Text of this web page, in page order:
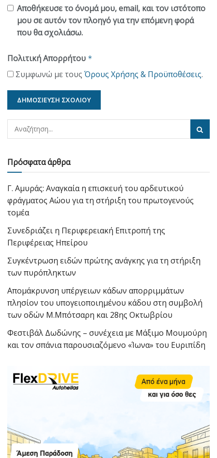
Αποθήκευσε το όνομά μου, email, και τον ιστότοπο
μου σε αυτόν τον πλοηγό για την επόμενη φορά
που θα σχολιάσω.
Πολιτική Απορρήτου *
Συμφωνώ με τους Όρους Χρήσης & Προϋποθέσεις.
Πρόσφατα άρθρα
Γ. Αμυράς: Αναγκαία η επισκευή του αρδευτικού
φράγματος Αώου για τη στήριξη του πρωτογενούς
τομέα
Συνεδριάζει η Περιφερειακή Επιτροπή της
Περιφέρειας Ηπείρου
Συγκέντρωση ειδών πρώτης ανάγκης για τη στήριξη
των πυρόπληκτων
Απομάκρυνση υπέργειων κάδων απορριμμάτων
πλησίον του υπογειοποιημένου κάδου στη συμβολή
των οδών Μ.Μπότσαρη και 28ης Οκτωβρίου
Φεστιβάλ Δωδώνης – συνέχεια με Μάξιμο Μουμούρη
και τον σπάνια παρουσιαζόμενο «Ίωνα» του Ευριπίδη